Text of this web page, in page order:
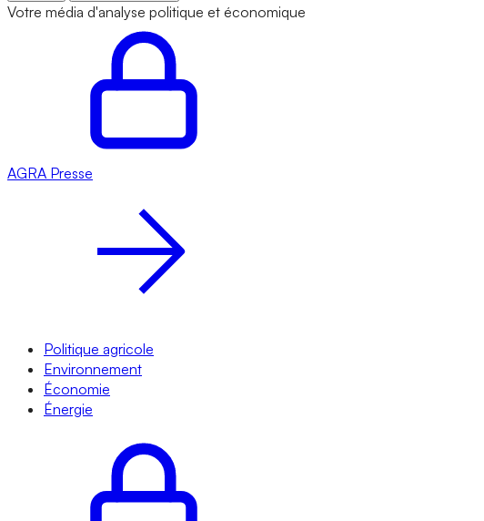
Votre média d'analyse politique et économique
AGRA Presse
Politique agricole
Environnement
Économie
Énergie